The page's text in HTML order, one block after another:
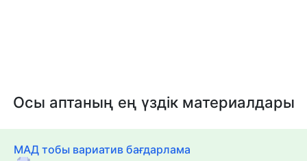
Осы аптаның ең үздік материалдары
МАД тобы вариатив бағдарлама